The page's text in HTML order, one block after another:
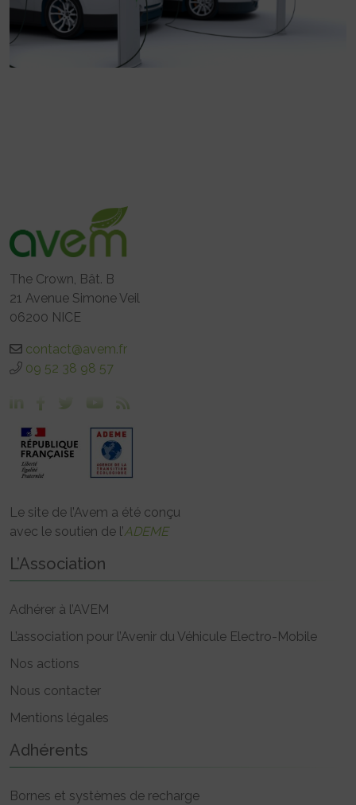
The Crown, Bât. B
21 Avenue Simone Veil
06200 NICE
contact@avem.fr
09 52 38 98 57
Le site de l’Avem a été conçu
avec le soutien de l’ADEME
L’Association
Adhérer à l’AVEM
L’association pour l’Avenir du Véhicule Electro-Mobile
Nos actions
Nous contacter
Mentions légales
Adhérents
Bornes et systèmes de recharge